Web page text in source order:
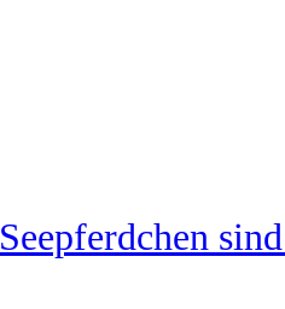
Seepferdchen